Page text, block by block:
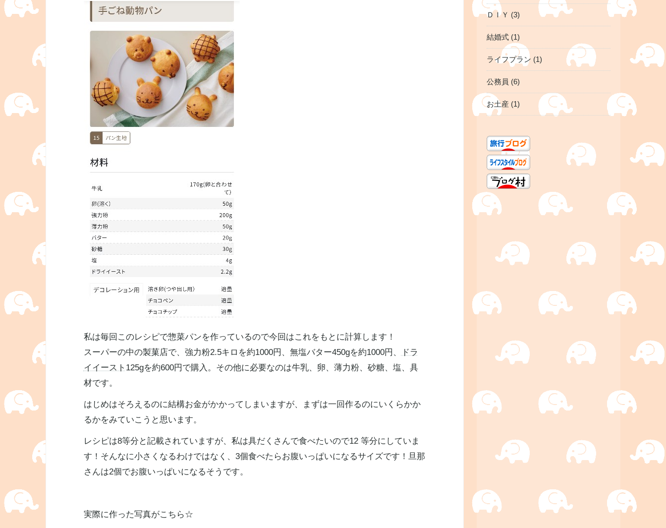
私は毎回このレシピで惣菜パンを作っているので今回はこれをもとに計算します！
スーパーの中の製菓店で、強力粉2.5キロを約1000円、無塩バター450gを約1000円、
ドラ
イイースト 125gを約600円で購入。その他に必要なのは牛乳、卵、薄力粉、砂糖、塩、具
材です。
はじめはそろえるのに結構お金がかかってしまいますが、まずは一回作るのにいくらかか
るかをみていこうと思います。
レシピは8等分と記載されていますが、私は具だくさんで食べたいので12 等分にしていま
す！そんなに小さくなるわけではなく、3個食べたらお腹いっぱいになるサイズです！旦那
さんは2個でお腹いっぱいになるそうです。
実際に作った写真がこちら☆
ＤＩＹ (3)
結婚式 (1)
ライフプラン (1)
公務員 (6)
お土産 (1)